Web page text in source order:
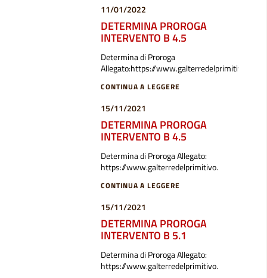
11/01/2022
DETERMINA PROROGA
INTERVENTO B 4.5
Determina di Proroga
Allegato:https://www.galterredelprimitivo.
CONTINUA A LEGGERE
15/11/2021
DETERMINA PROROGA
INTERVENTO B 4.5
Determina di Proroga Allegato:
https://www.galterredelprimitivo.
CONTINUA A LEGGERE
15/11/2021
DETERMINA PROROGA
INTERVENTO B 5.1
Determina di Proroga Allegato:
https://www.galterredelprimitivo.